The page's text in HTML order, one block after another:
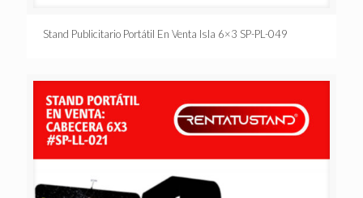
Stand Publicitario Portátil En Venta Isla 6×3 SP-PL-049